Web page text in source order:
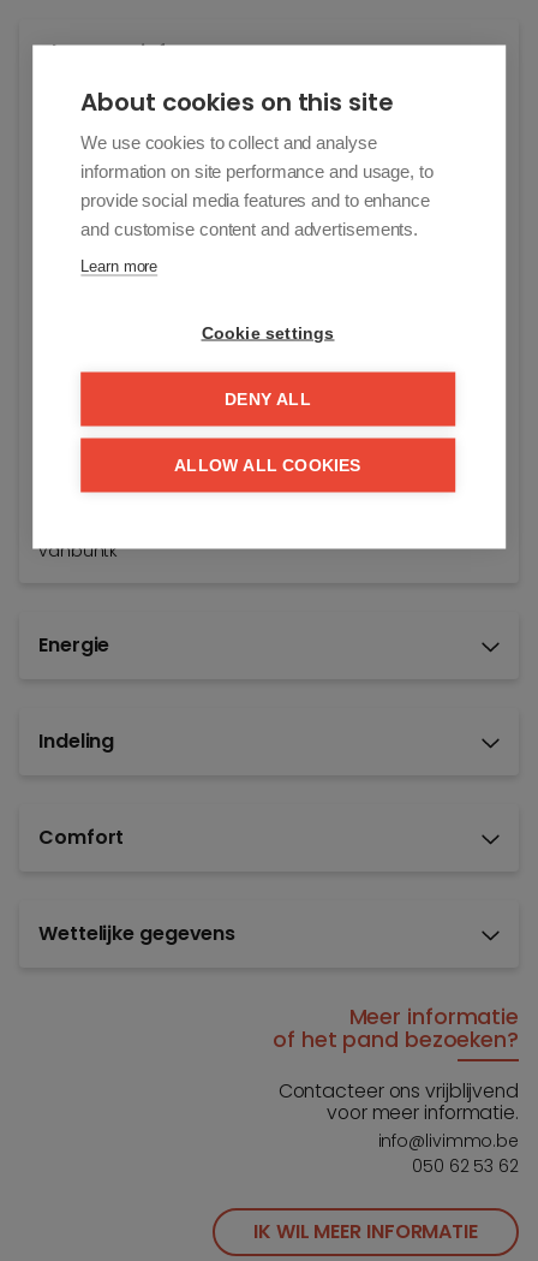
Algemene info
Adres:
Van Bunnenlaan 22/1
Knokke-Heist
Algemene staat:
Instapklaar
Beschikbaar vanaf:
vanbuntk
Energie
Indeling
Comfort
Wettelijke gegevens
Meer informatie
of het pand bezoeken?
Contacteer ons vrijblijvend
voor meer informatie.
info@livimmo.be
050 62 53 62
IK WIL MEER INFORMATIE
About cookies on this site
We use cookies to collect and analyse
information on site performance and usage, to
provide social media features and to enhance
and customise content and advertisements.
Learn more
Cookie settings
DENY ALL
ALLOW ALL COOKIES